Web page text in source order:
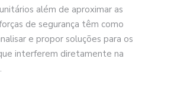
além de aproximar as
de segurança têm como
e propor soluções para os
interferem diretamente na